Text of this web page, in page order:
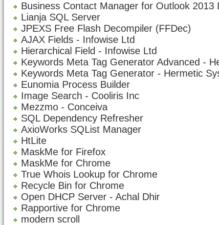
Business Contact Manager for Outlook 2013
Lianja SQL Server
JPEXS Free Flash Decompiler (FFDec)
AJAX Fields - Infowise Ltd
Hierarchical Field - Infowise Ltd
Keywords Meta Tag Generator Advanced -
Keywords Meta Tag Generator - Hermetic
Eunomia Process Builder
Image Search - Cooliris Inc
Mezzmo - Conceiva
SQL Dependency Refresher
AxioWorks SQList Manager
HtLite
MaskMe for Firefox
MaskMe for Chrome
True Whois Lookup for Chrome
Recycle Bin for Chrome
Open DHCP Server - Achal Dhir
Rapportive for Chrome
modern scroll